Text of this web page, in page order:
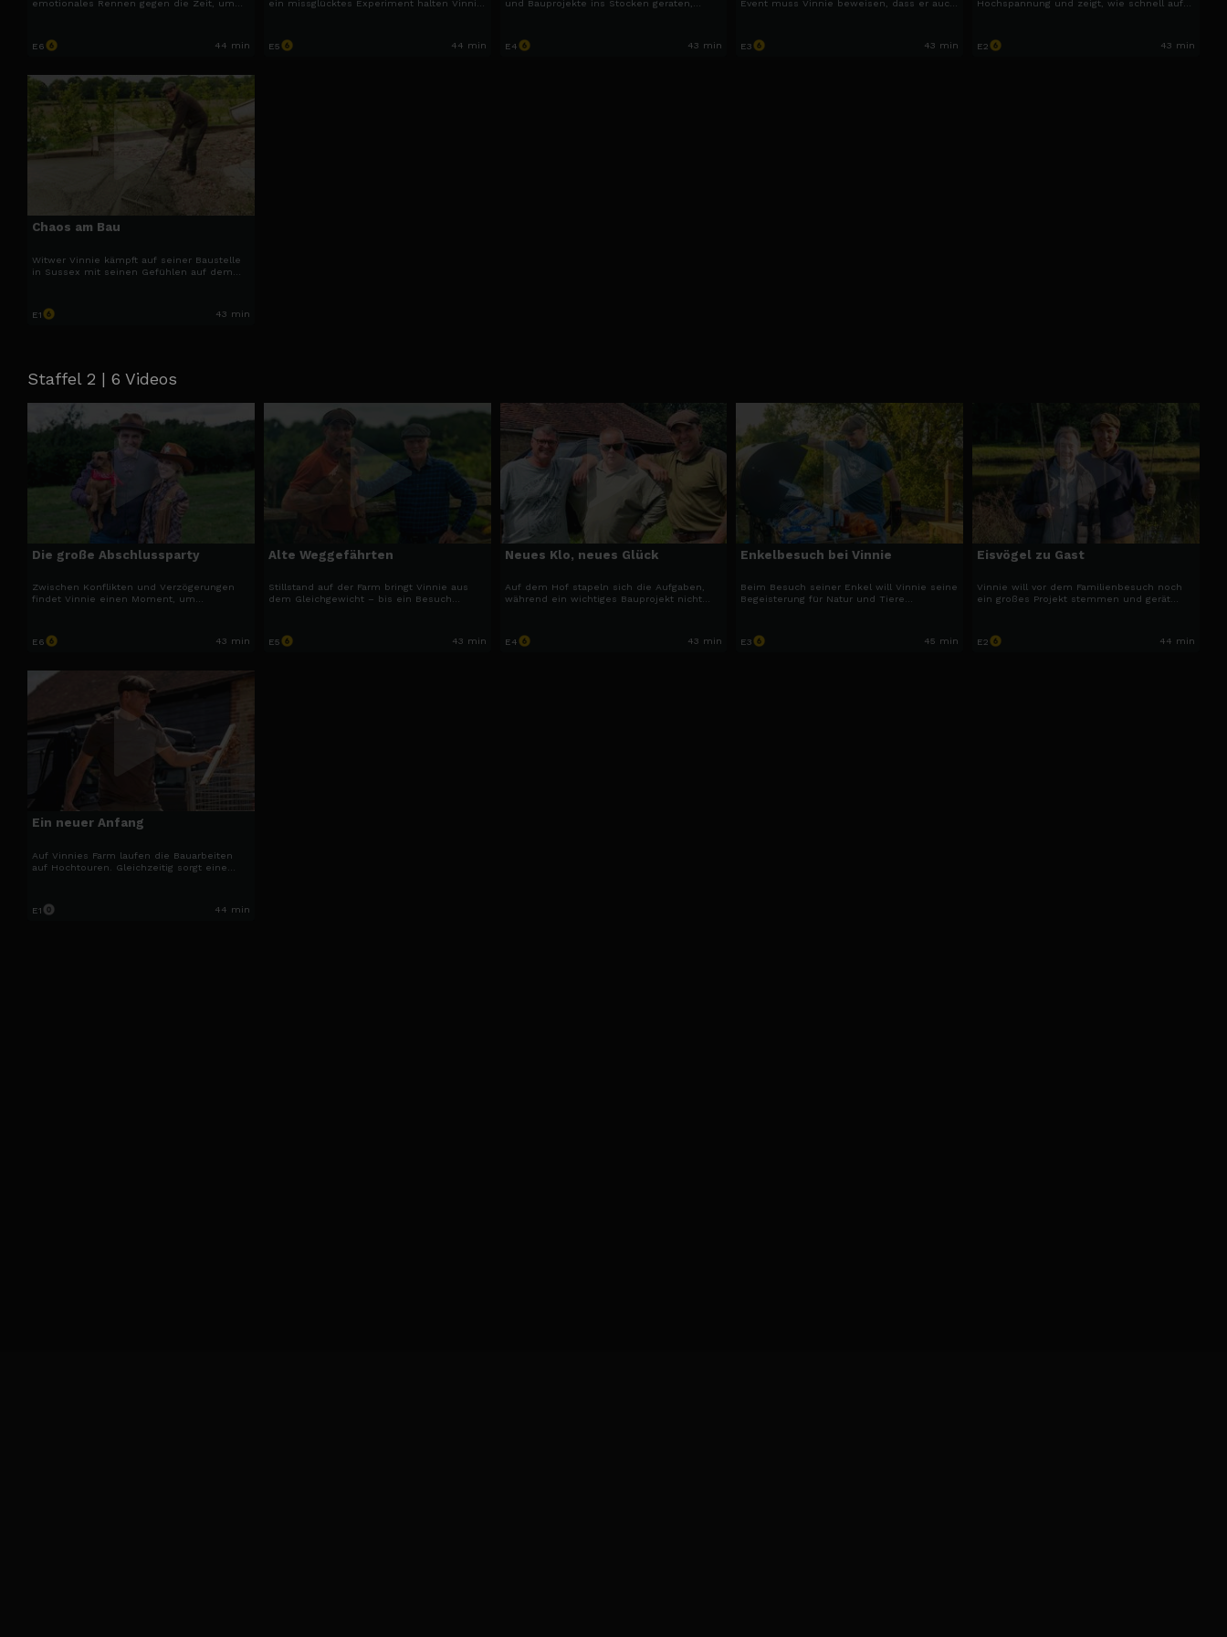
emotionales Rennen gegen die Zeit, um
Überraschungen.
E6 44 min
ein missglücktes Experiment halten Vinnie
E5
44 min
und Bauprojekte ins Stocken geraten,
Hof kippen zu lassen.
E4 43 min
Event muss Vinnie beweisen, dass er auch
E3 43 min
Hochspannung und zeigt, wie schnell auf
E2
43 min
Chaos am Bau
Witwer Vinnie kämpft auf seiner Baustelle
in Sussex mit seinen Gefühlen auf dem
E1 43 min
Staffel 2 | 6 Videos
Die große Abschlussparty
Zwischen Konflikten und Verzögerungen
findet Vinnie einen Moment, um
E6
43 min
Alte Weggefährten
Stillstand auf der Farm bringt Vinnie aus
dem Gleichgewicht – bis ein Besuch
E5 43 min
Neues Klo, neues Glück
Auf dem Hof stapeln sich die Aufgaben,
während ein wichtiges Bauprojekt nicht
Team zusätzlich fordern.
E4 43 min
Enkelbesuch bei Vinnie
Beim Besuch seiner Enkel will Vinnie seine
Begeisterung für Natur und Tiere
seine Pläne durcheinander.
E3 45 min
Eisvögel zu Gast
Vinnie will vor dem Familienbesuch noch
ein großes Projekt stemmen und gerät
Einsatz für die Eisvögel für neue Konflikte.
E2 44 min
Ein neuer Anfang
Auf Vinnies Farm laufen die Bauarbeiten
auf Hochtouren. Gleichzeitig sorgt eine
E1
44 min